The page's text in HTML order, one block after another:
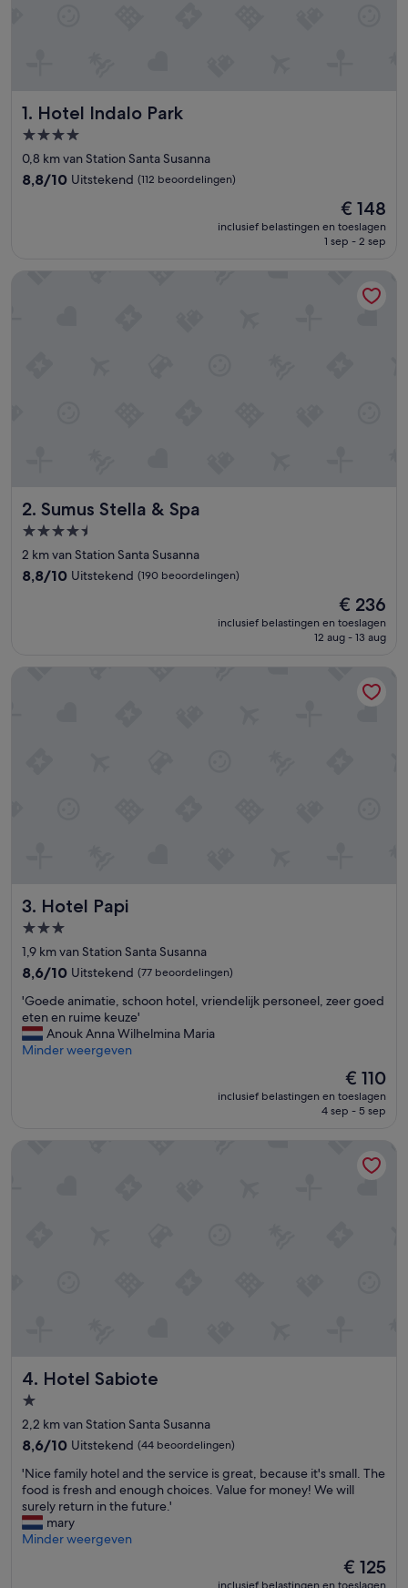
1. Hotel Indalo Park
Hotel Indalo Park
4.0-
sterrenaccommodatie
0,8 km van Station Santa Susanna
8.8
8,8/10 Uitstekend (112 beoordelingen)
De
prijs
is
€ 148
inclusief belastingen en toeslagen
1 sep - 2 sep
2. Sumus Stella & Spa
Sumus Stella & Spa
4.5-
sterrenaccommodatie
2 km van Station Santa Susanna
8.8
8,8/10 Uitstekend (190 beoordelingen)
De
prijs
is
€ 236
inclusief belastingen en toeslagen
12 aug - 13 aug
3. Hotel Papi
Hotel Papi
3.0-
sterrenaccommodatie
1,9 km van Station Santa Susanna
8.6
10,
Uitstekend,
(77
beoordelingen)
8,6/10 Uitstekend (77 beoordelingen)
'
G
o
e
t
,
v
i
e
n
d
e
'Goede animatie, schoon hotel, vriendelijk personeel, zeer goed
eten en ruime keuze'
Anouk Anna Wilhelmina Maria
Minder weergeven
De
prijs
is
€ 110
inclusief belastingen en toeslagen
4 sep - 5 sep
4. Hotel Sabiote
Hotel Sabiote
1.0-
sterrenaccommodatie
2,2 km van Station Santa Susanna
8.6
10,
Uitstekend,
(44
beoordelingen)
8,6/10 Uitstekend (44 beoordelingen)
'
N
i
c
e
'Nice family hotel and the service is great, because it's small. The
food is fresh and enough choices. Value for money! We will
surely return in the future.'
mary
Minder weergeven
De
prijs
€ 125